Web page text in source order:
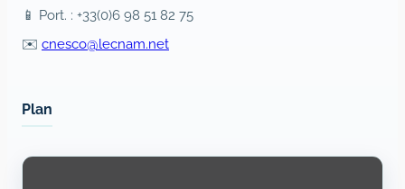
📱 Port. : +33(0)6 98 51 82 75
✉️ cnesco@lecnam.net
Plan
Display